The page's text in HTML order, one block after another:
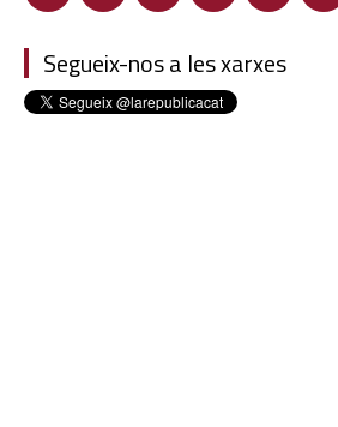
Segueix-nos a les xarxes